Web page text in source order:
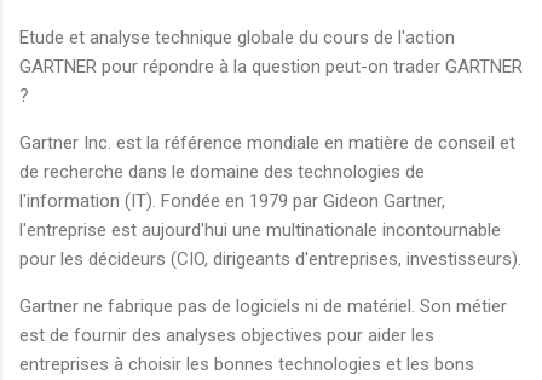
Etude et analyse technique globale du cours de l'action
GARTNER pour répondre à la question peut-on trader GARTNER
?
Gartner Inc. est la référence mondiale en matière de conseil et
de recherche dans le domaine des technologies de
l'information (IT). Fondée en 1979 par Gideon Gartner,
l'entreprise est aujourd'hui une multinationale incontournable
pour les décideurs (CIO, dirigeants d'entreprises, investisseurs).
Gartner ne fabrique pas de logiciels ni de matériel. Son métier
est de fournir des analyses objectives pour aider les
entreprises à choisir les bonnes technologies et les bons